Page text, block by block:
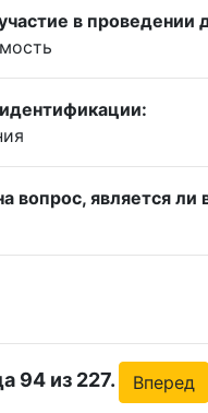
в проведении
вопрос, является
94 из 227.
Вперед